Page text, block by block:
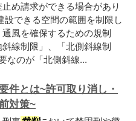
め請求ができる場合があり
設できる空間の範囲を制限し
風を確保するための規制
線制限」、「北側斜線制
なのが「北側斜線...
件とは~許可取り消し・
対策~